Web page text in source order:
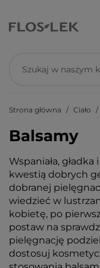
Strona główna Ciało
Balsamy
Wspaniała,
kwestią dobrych
dobranej
wiedzieć w
kobietę, po
postaw na
pielęgnację
dostosuj